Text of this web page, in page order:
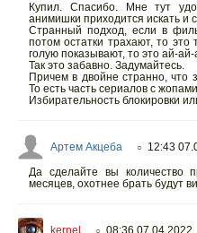
Купил. Спасибо. Мне тут
анимишки приходится искать и
Странный подход, если в
потом остатки трахают, то
голую показывают, то это ай-
Так это забавно. Задумайтесь.
Причем в двойне странно, что
То есть часть сериалов с
Избирательность блокировки
Артем Акцеба ○ 12:43
Да сделайте вы количество
месяцев, охотнее брать будут
kernel ○ 08:36 07.04.2022